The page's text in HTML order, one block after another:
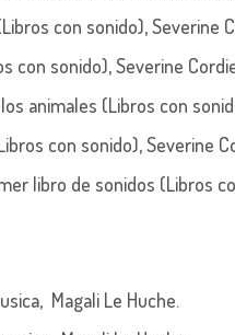
con sonido),Severine
con sonido),Severine
animales (Libros con
con sonido),Severine
libro de sonidos (Libros
Magali Le Huche.